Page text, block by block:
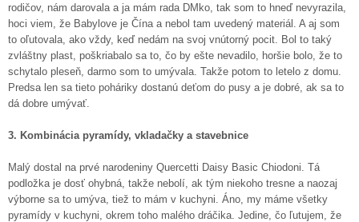
rodičov, nám darovala a ja mám rada DMko, tak som to hneď nevyrazila,
hoci viem, že Babylove je Čína a nebol tam uvedený materiál. A aj som
to oľutovala, ako vždy, keď nedám na svoj vnútorný pocit. Bol to taký
zvláštny plast, poškriabalo sa to, čo by ešte nevadilo, horšie bolo, že to
schytalo pleseň, darmo som to umývala. Takže potom to letelo z domu.
Predsa len sa tieto poháriky dostanú deťom do pusy a je dobré, ak sa to
dá dobre umývať.
3. Kombinácia pyramídy, vkladačky a stavebnice
Malý dostal na prvé narodeniny Quercetti Daisy Basic Chiodoni. Tá
podložka je dosť ohybná, takže nebolí, ak tým niekoho tresne a naozaj
výborne sa to umýva, tiež to mám v kuchyni. Áno, my máme všetky
pyramídy v kuchyni, okrem toho malého dráčika. Jedine, čo ľutujem, že